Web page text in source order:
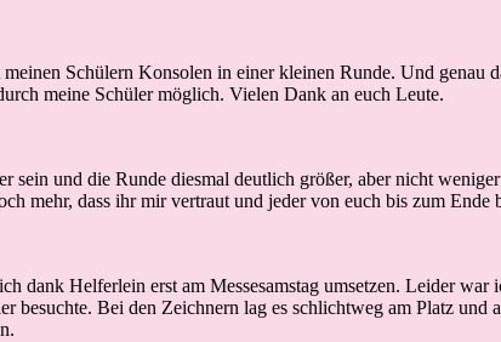
Schülern Konsolen in einer kleinen Runde. Und
meine Schüler möglich. Vielen Dank an euch Leute.
sein und die Runde diesmal deutlich größer, aber nicht
mehr, dass ihr mir vertraut und jeder von euch bis zum Ende
dank Helferlein erst am Messesamstag umsetzen. Leider
besuchte. Bei den Zeichnern lag es schlichtweg am Platz